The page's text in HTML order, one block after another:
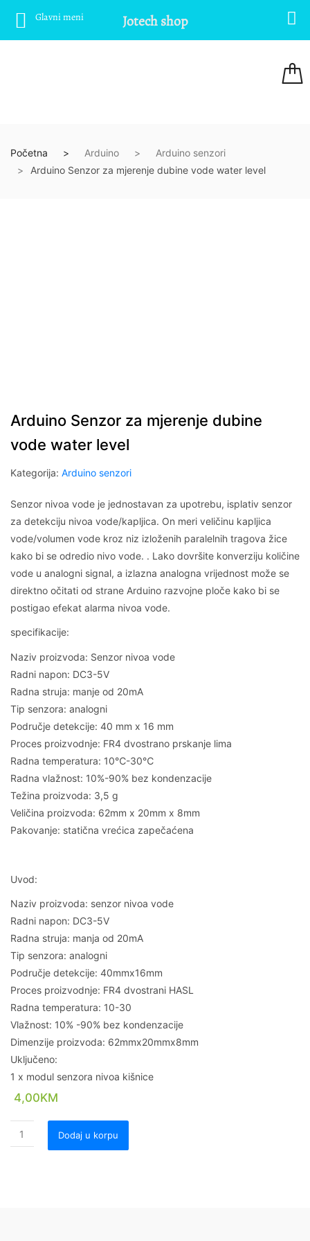
Početna Arduino
Arduino senzori
Arduino Senzor za mjerenje dubine vode water level
Arduino Senzor za mjerenje dubine
vode water level
Kategorija: Arduino senzori
Senzor nivoa vode je jednostavan za upotrebu, isplativ senzor
za detekciju nivoa vode/kapljica. On meri veličinu kapljica
vode/volumen vode kroz niz izloženih paralelnih tragova žice
kako bi se odredio nivo vode. . Lako dovršite konverziju količine
vode u analogni signal, a izlazna analogna vrijednost može se
direktno očitati od strane Arduino razvojne ploče kako bi se
postigao efekat alarma nivoa vode.
specifikacije:
Naziv proizvoda: Senzor nivoa vode
Radni napon: DC3-5V
Radna struja: manje od 20mA
Tip senzora: analogni
Područje detekcije: 40 mm x 16 mm
Proces proizvodnje: FR4 dvostrano prskanje lima
Radna temperatura: 10℃-30℃
Radna vlažnost: 10%-90% bez kondenzacije
Težina proizvoda: 3,5 g
Veličina proizvoda: 62mm x 20mm x 8mm
Pakovanje: statična vrećica zapečaćena
Uvod:
Naziv proizvoda: senzor nivoa vode
Radni napon: DC3-5V
Radna struja: manja od 20mA
Tip senzora: analogni
Područje detekcije: 40mmx16mm
Proces proizvodnje: FR4 dvostrani HASL
Radna temperatura: 10-30
Vlažnost: 10% -90% bez kondenzacije
Dimenzije proizvoda: 62mmx20mmx8mm
Uključeno:
1 x modul senzora nivoa kišnice
4,00KM
Dodaj u korpu
Glavni meni Jotech shop